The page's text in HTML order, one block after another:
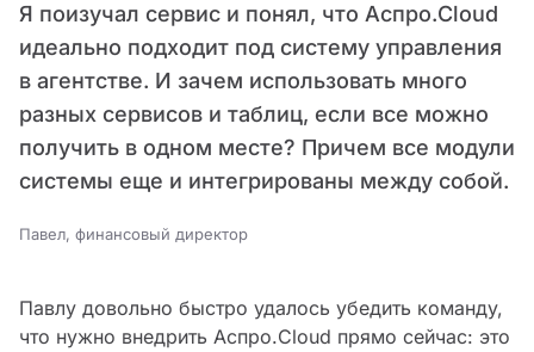
Я поизучал сервис и понял, что Аспро.Cloud
идеально подходит под систему управления
в агентстве. И зачем использовать много
разных сервисов и таблиц, если все можно
получить в одном месте? Причем все модули
системы еще и интегрированы между собой.
Павел, финансовый директор
Павлу довольно быстро удалось убедить команду,
что нужно внедрить Аспро.Cloud прямо сейчас: это